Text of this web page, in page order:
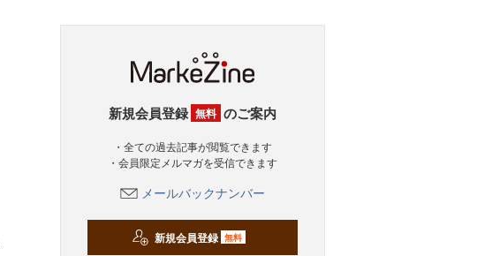
新規会員登録 無料 のご案内
・全ての過去記事が閲覧できます
・会員限定メルマガを受信できます
メールバックナンバー
新規会員登録 無料